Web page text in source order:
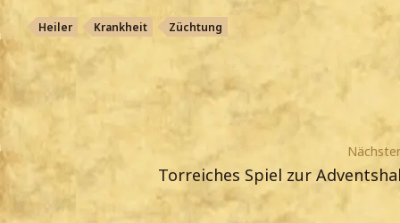
Heiler Krankheit Züchtung
Torreiches Spiel zur